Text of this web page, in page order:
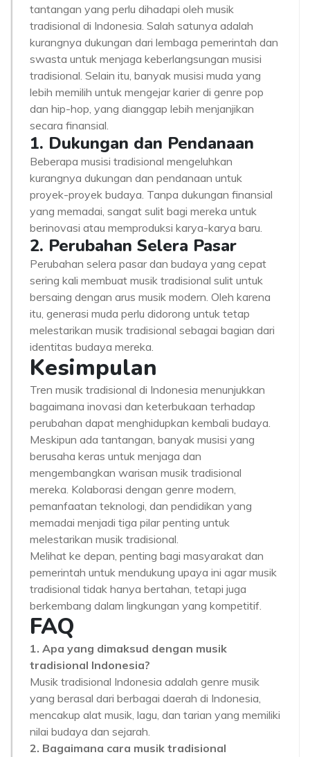
tantangan yang perlu dihadapi oleh musik
tradisional di Indonesia. Salah satunya adalah
kurangnya dukungan dari lembaga pemerintah dan
swasta untuk menjaga keberlangsungan musisi
tradisional. Selain itu, banyak musisi muda yang
lebih memilih untuk mengejar karier di genre pop
dan hip-hop, yang dianggap lebih menjanjikan
secara finansial.
1. Dukungan dan Pendanaan
Beberapa musisi tradisional mengeluhkan
kurangnya dukungan dan pendanaan untuk
proyek-proyek budaya. Tanpa dukungan finansial
yang memadai, sangat sulit bagi mereka untuk
berinovasi atau memproduksi karya-karya baru.
2. Perubahan Selera Pasar
Perubahan selera pasar dan budaya yang cepat
sering kali membuat musik tradisional sulit untuk
bersaing dengan arus musik modern. Oleh karena
itu, generasi muda perlu didorong untuk tetap
melestarikan musik tradisional sebagai bagian dari
identitas budaya mereka.
Kesimpulan
Tren musik tradisional di Indonesia menunjukkan
bagaimana inovasi dan keterbukaan terhadap
perubahan dapat menghidupkan kembali budaya.
Meskipun ada tantangan, banyak musisi yang
berusaha keras untuk menjaga dan
mengembangkan warisan musik tradisional
mereka. Kolaborasi dengan genre modern,
pemanfaatan teknologi, dan pendidikan yang
memadai menjadi tiga pilar penting untuk
melestarikan musik tradisional.
Melihat ke depan, penting bagi masyarakat dan
pemerintah untuk mendukung upaya ini agar musik
tradisional tidak hanya bertahan, tetapi juga
berkembang dalam lingkungan yang kompetitif.
FAQ
1. Apa yang dimaksud dengan musik
tradisional Indonesia?
Musik tradisional Indonesia adalah genre musik
yang berasal dari berbagai daerah di Indonesia,
mencakup alat musik, lagu, dan tarian yang memiliki
nilai budaya dan sejarah.
2. Bagaimana cara musik tradisional